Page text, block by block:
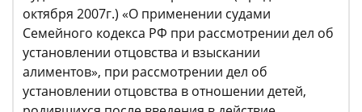
октября 2007г.) «О применении судами
Семейного кодекса РФ при рассмотрении дел об
установлении отцовства и взыскании
алиментов», при рассмотрении дел об
установлении отцовства в отношении детей,